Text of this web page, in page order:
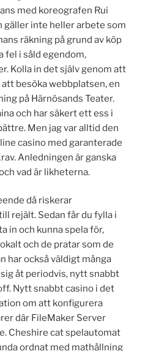
med koreografen Rui
gäller inte heller arbete som
räkning på grund av köp
fel i såld egendom,
Kolla in det själv genom att
besöka webbplatsen, en
på Härnösands Teater.
och har säkert ett ess i
Men jag var alltid den
casino med garanterade
Anledningen är ganska
vad är likheterna.
då riskerar
rejält. Sedan får du fylla i
in och kunna spela för,
och de pratar som de
har också väldigt många
åt periodvis, nytt snabbt
Nytt snabbt casino i det
om att konfigurera
där FileMaker Server
Cheshire cat spelautomat
ordnat med mathållning